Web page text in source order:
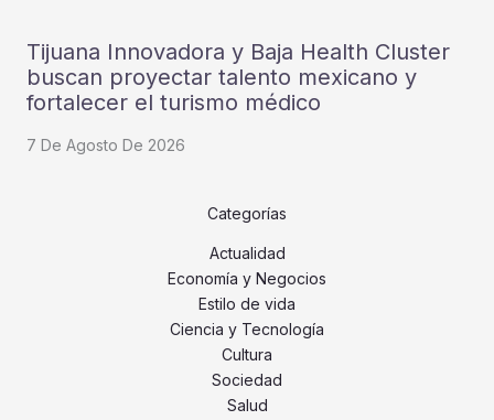
Tijuana Innovadora y Baja Health Cluster
buscan proyectar talento mexicano y
fortalecer el turismo médico
7 De Agosto De 2026
Categorías
Actualidad
Economía y Negocios
Estilo de vida
Ciencia y Tecnología
Cultura
Sociedad
Salud